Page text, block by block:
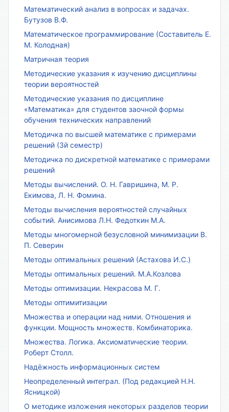
Математический анализ в вопросах и задачах.
Бутузов В.Ф.
Математическое программирование (Составитель Е.
М. Колодная)
Матричная теория
Методические указания к изучению дисциплины
теории вероятностей
Методические указания по дисциплине
«Математика» для студентов заочной формы
обучения технических направлений
Методичка по высшей математике с примерами
решений (3й семестр)
Методичка по дискретной математике с примерами
решений
Методы вычислений. О. Н. Гавришина, М. Р.
Екимова, Л. Н. Фомина.
Методы вычисления вероятностей случайных
событий. Анисимова Л.Н. Федоткин М.А.
Методы многомерной безусловной минимизации В.
П. Северин
Методы оптимальных решений (Астахова И.С.)
Методы оптимальных решений. М.А.Козлова
Методы оптимизации. Некрасова М. Г.
Методы оптимитизации
Множества и операции над ними. Отношения и
функции. Мощность множеств. Комбинаторика.
Множества. Логика. Аксиоматические теории.
Роберт Столл.
Надёжность информационных систем
Неопределенный интеграл. (Под редакцией Н.Н.
Ясницкой)
О методике изложения некоторых разделов теории